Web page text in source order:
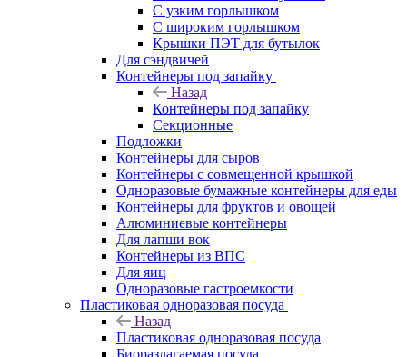
С узким горлышком
С широким горлышком
Крышки ПЭТ для бутылок
Для сэндвичей
Контейнеры под запайку
Назад
Контейнеры под запайку
Секционные
Подложки
Контейнеры для сыров
Контейнеры с совмещенной крышкой
Одноразовые бумажные контейнеры для еды
Контейнеры для фруктов и овощей
Алюминиевые контейнеры
Для лапши вок
Контейнеры из ВПС
Для яиц
Одноразовые гастроемкости
Пластиковая одноразовая посуда
Назад
Пластиковая одноразовая посуда
Биоразлагаемая посуда